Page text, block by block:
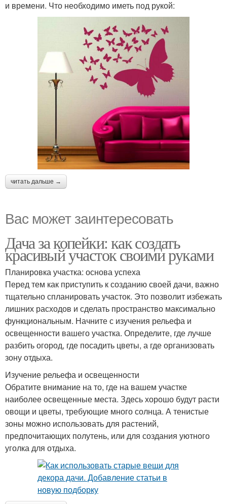
и времени. Что необходимо иметь под рукой:
читать дальше →
Вас может заинтересовать
Дача за копейки: как создать
красивый участок своими руками
Планировка участка: основа успеха
Перед тем как приступить к созданию своей дачи, важно
тщательно спланировать участок. Это позволит избежать
лишних расходов и сделать пространство максимально
функциональным. Начните с изучения рельефа и
освещенности вашего участка. Определите, где лучше
разбить огород, где посадить цветы, а где организовать
зону отдыха.
Изучение рельефа и освещенности
Обратите внимание на то, где на вашем участке
наиболее освещенные места. Здесь хорошо будут расти
овощи и цветы, требующие много солнца. А тенистые
зоны можно использовать для растений,
предпочитающих полутень, или для создания уютного
уголка для отдыха.